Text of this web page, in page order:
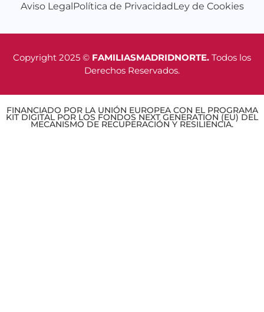
Aviso LegalPolítica de PrivacidadLey de Cookies
Copyright 2025 © FAMILIASMADRIDNORTE. Todos los
Derechos Reservados.
FINANCIADO POR LA UNIÓN EUROPEA CON EL PROGRAMA
KIT DIGITAL POR LOS FONDOS NEXT GENERATION (EU) DEL
MECANISMO DE RECUPERACIÓN Y RESILIENCIA.